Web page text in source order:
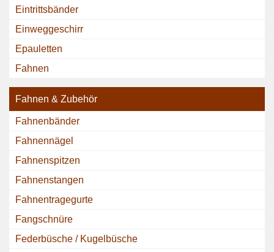
Eintrittsbänder
Einweggeschirr
Epauletten
Fahnen
Fahnen & Zubehör
Fahnenbänder
Fahnennägel
Fahnenspitzen
Fahnenstangen
Fahnentragegurte
Fangschnüre
Federbüsche / Kugelbüsche